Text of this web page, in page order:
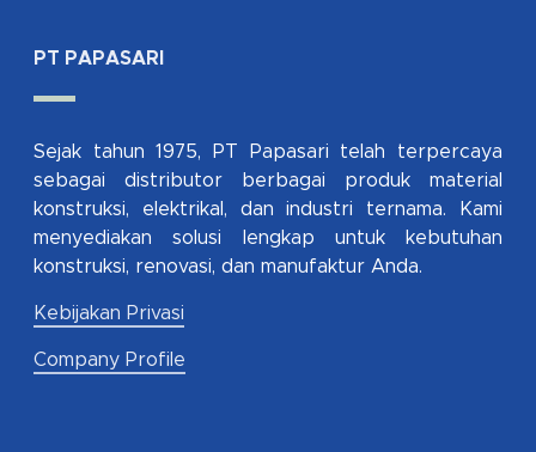
PT PAPASARI
Sejak tahun 1975, PT Papasari telah terpercaya
sebagai distributor berbagai produk material
konstruksi, elektrikal, dan industri ternama. Kami
menyediakan solusi lengkap untuk kebutuhan
konstruksi, renovasi, dan manufaktur Anda.
Kebijakan Privasi
Company Profile